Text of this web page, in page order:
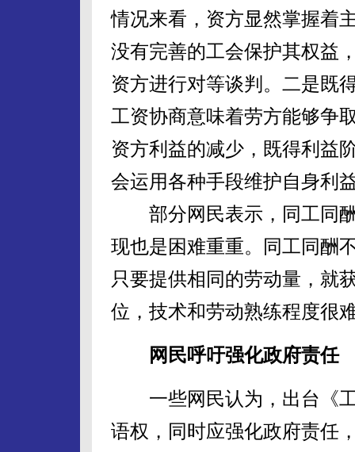
情况来看，资方显然掌握着
没有完善的工会保护其权益
资方进行对等谈判。二是既
工资协商意味着劳方能够争
资方利益的减少，既得利益
会运用各种手段维护自身利
部分网民表示，同工同酬
现也是困难重重。同工同酬
只要提供相同的劳动量，就
位，技术和劳动熟练程度很
网民呼吁强化政府责任
一些网民认为，出台《工
语权，同时应强化政府责任